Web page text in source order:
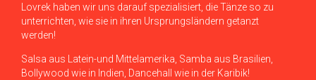
Lovrek haben wir uns darauf spezialisiert, die Tänze so zu
unterrichten, wie sie in ihren Ursprungsländern getanzt
werden!
Salsa aus Latein-und Mittelamerika, Samba aus Brasilien,
Bollywood wie in Indien, Dancehall wie in der Karibik!